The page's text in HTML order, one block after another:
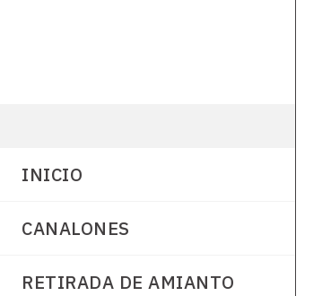
INICIO
CANALONES
RETIRADA DE AMIANTO